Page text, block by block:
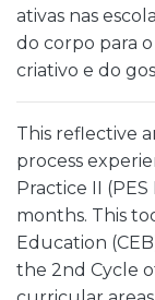
ativas nas
do corpo para
criativo e do
This reflective
process
Practice II
months. This
Education
the 2nd Cycle